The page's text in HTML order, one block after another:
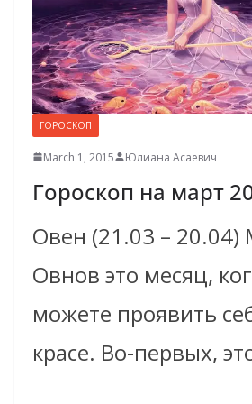
ГОРОСКОП
March 1, 2015 Юлиана Асаевич
Гороскоп на март
Овен (21.03 – 20.04)
Овнов это месяц,
можете проявить
красе. Во-первых,